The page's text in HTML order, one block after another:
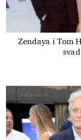
Zendaya i Tom